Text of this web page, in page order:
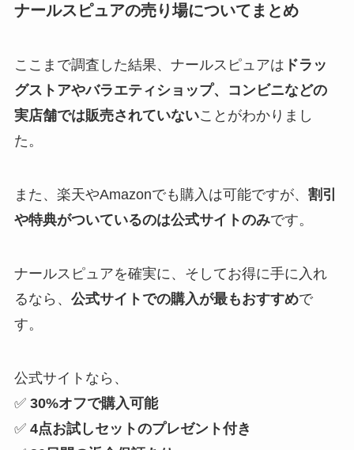
ナールスピュアの売り場についてまとめ
ここまで調査した結果、ナールスピュアは ドラッ
グストアやバラエティショップ、コンビニなどの
実店舗では販売されていないことがわかりまし
た。
また、楽天やAmazonでも購入は可能ですが、 割引
や特典がついているのは公式サイトのみです。
ナールスピュアを確実に、そしてお得に手に入れ
るなら、 公式サイトでの購入が最もおすすめで
す。
公式サイトなら、
✅ 30%オフで購入可能
✅ 4点お試しセットのプレゼント付き